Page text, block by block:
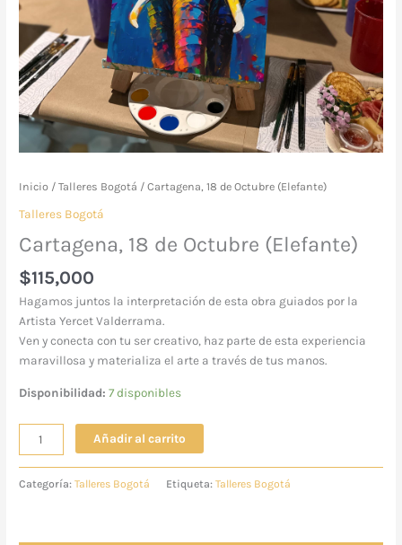
Inicio /Talleres Bogotá / Cartagena, 18 de Octubre (Elefante)
Talleres Bogotá
Cartagena, 18 de Octubre (Elefante)
$115,000
Hagamos juntos la interpretación de esta obra guiados por la
Artista Yercet Valderrama.
Ven y conecta con tu ser creativo, haz parte de esta experiencia
maravillosa y materializa el arte a través de tus manos.
Disponibilidad: 7 disponibles
Añadir al carrito
Categoría:Talleres Bogotá Etiqueta:Talleres Bogotá